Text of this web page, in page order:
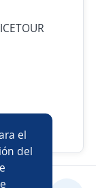
el
del